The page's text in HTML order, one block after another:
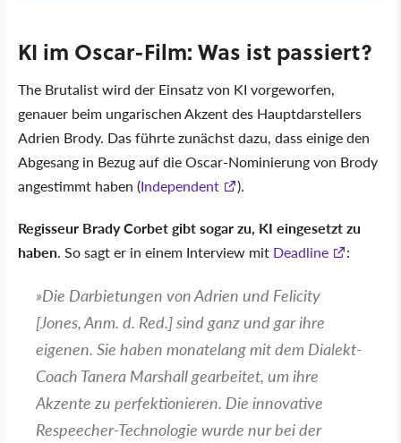
KI im Oscar-Film: Was ist passiert?
The Brutalist wird der Einsatz von KI vorgeworfen,
genauer beim ungarischen Akzent des Hauptdarstellers
Adrien Brody. Das führte zunächst dazu, dass einige den
Abgesang in Bezug auf die Oscar-Nominierung von Brody
angestimmt haben (Independent ).
Regisseur Brady Corbet gibt sogar zu, KI eingesetzt zu
haben. So sagt er in einem Interview mit Deadline :
Die Darbietungen von Adrien und Felicity
[Jones, Anm. d. Red.] sind ganz und gar ihre
eigenen. Sie haben monatelang mit dem Dialekt-
Coach Tanera Marshall gearbeitet, um ihre
Akzente zu perfektionieren. Die innovative
Respeecher-Technologie wurde nur bei der